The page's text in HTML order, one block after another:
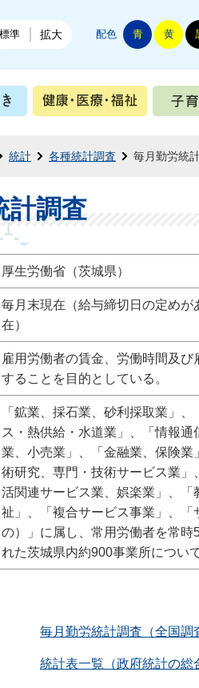
ジ
標準 拡大 配色 青 黄
くらし・手続き 健康・
統計 各種統計調査 毎月勤労統
計調査
厚生労働省（茨城県）
毎月末現在（給与締切日の定め
在）
雇用労働者の賃金、労働時間及
することを目的としている。
「鉱業、採石業、砂利採取業」
ス・熱供給・水道業」、「情報
業、小売業」、「金融業、保険
術研究、専門・技術サービス業
活関連サービス業、娯楽業」、
祉」、「複合サービス事業」、
の）」に属し、常用労働者を常
れた茨城県内約900事業所につい
毎月勤労統計調査（全国調
統計表一覧（政府統計の総